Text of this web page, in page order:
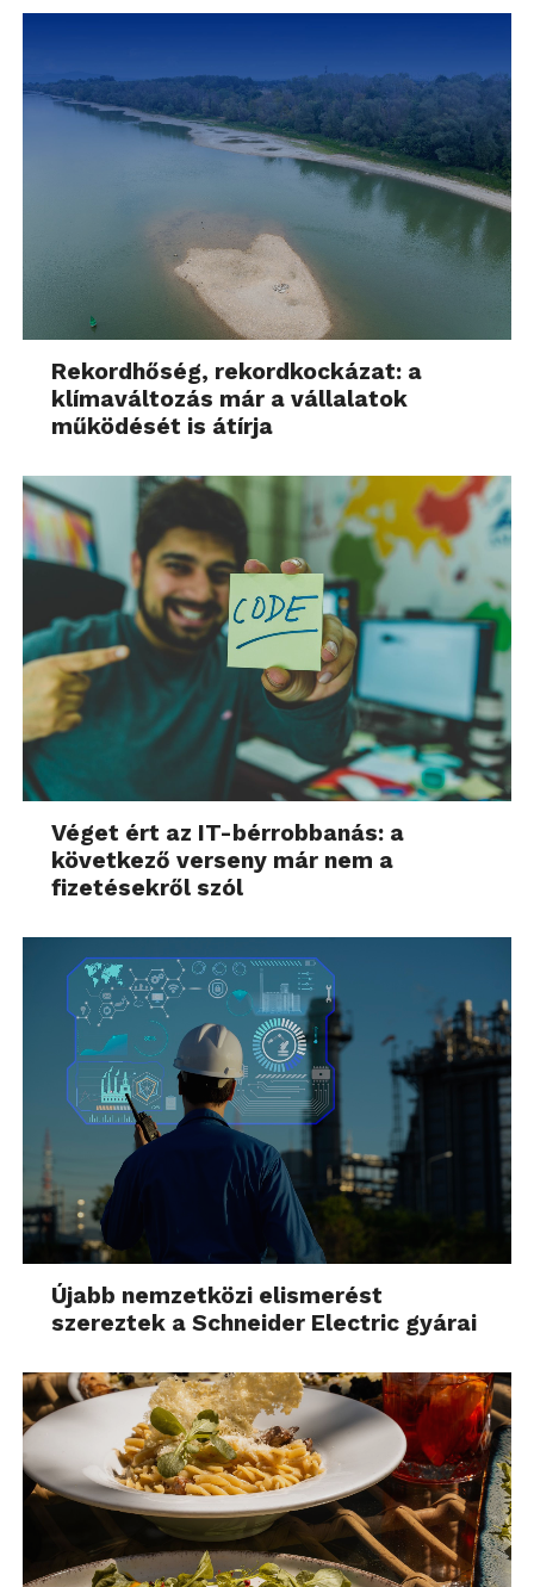
Rekordhőség, rekordkockázat: a
klímaváltozás már a vállalatok
működését is átírja
Véget ért az IT-bérrobbanás: a
következő verseny már nem a
fizetésekről szól
Újabb nemzetközi elismerést
szereztek a Schneider Electric gyárai